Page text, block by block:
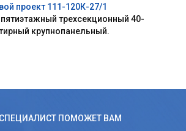
проект 111-120К-27/1
трехсекционный 40-
крупнопанельный.
ПОМОЖЕТ ВАМ